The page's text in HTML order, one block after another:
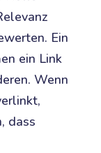
Ein
ein Link
Wenn
dass